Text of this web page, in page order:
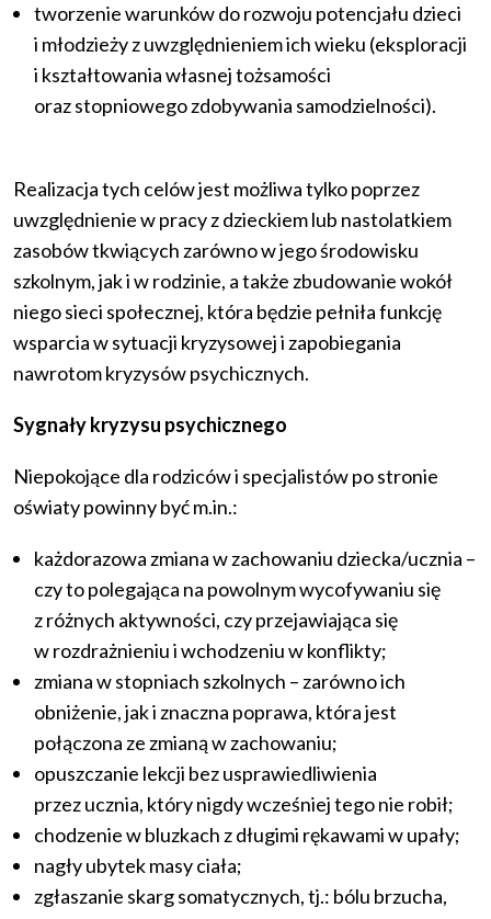
tworzenie warunków do rozwoju potencjału dzieci
i młodzieży z uwzględnieniem ich wieku (eksploracji
i kształtowania własnej tożsamości
oraz stopniowego zdobywania samodzielności).
Realizacja tych celów jest możliwa tylko poprzez
uwzględnienie w pracy z dzieckiem lub nastolatkiem
zasobów tkwiących zarówno w jego środowisku
szkolnym, jak i w rodzinie, a także zbudowanie wokół
niego sieci społecznej, która będzie pełniła funkcję
wsparcia w sytuacji kryzysowej i zapobiegania
nawrotom kryzysów psychicznych.
Sygnały kryzysu psychicznego
Niepokojące dla rodziców i specjalistów po stronie
oświaty powinny być m.in.:
każdorazowa zmiana w zachowaniu dziecka/ucznia –
czy to polegająca na powolnym wycofywaniu się
z różnych aktywności, czy przejawiająca się
w rozdrażnieniu i wchodzeniu w konflikty;
zmiana w stopniach szkolnych – zarówno ich
obniżenie, jak i znaczna poprawa, która jest
połączona ze zmianą w zachowaniu;
opuszczanie lekcji bez usprawiedliwienia
przez ucznia, który nigdy wcześniej tego nie robił;
chodzenie w bluzkach z długimi rękawami w upały;
nagły ubytek masy ciała;
zgłaszanie skarg somatycznych, tj.: bólu brzucha,